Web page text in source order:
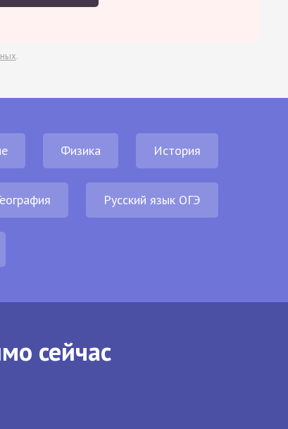
.
Физика История
Русский язык ОГЭ
сейчас